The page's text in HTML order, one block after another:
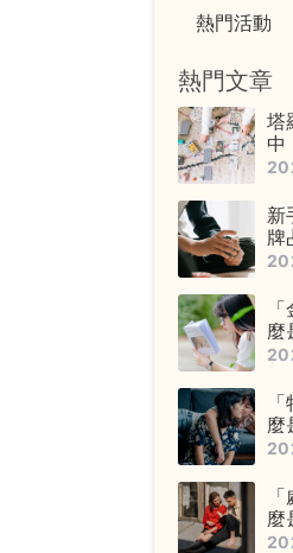
熱門活動
熱門文章
塔
中
新
牌
牌
麼
麼
麼